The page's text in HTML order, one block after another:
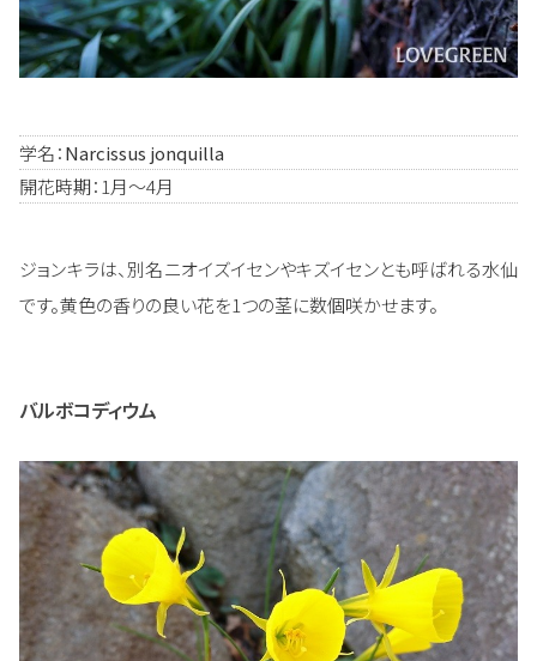
学名：Narcissus jonquilla
開花時期：1月～4月
ジョンキラは、別名ニオイズイセンやキズイセンとも呼ばれる水仙
です。黄色の香りの良い花を1つの茎に数個咲かせます。
バルボコディウム